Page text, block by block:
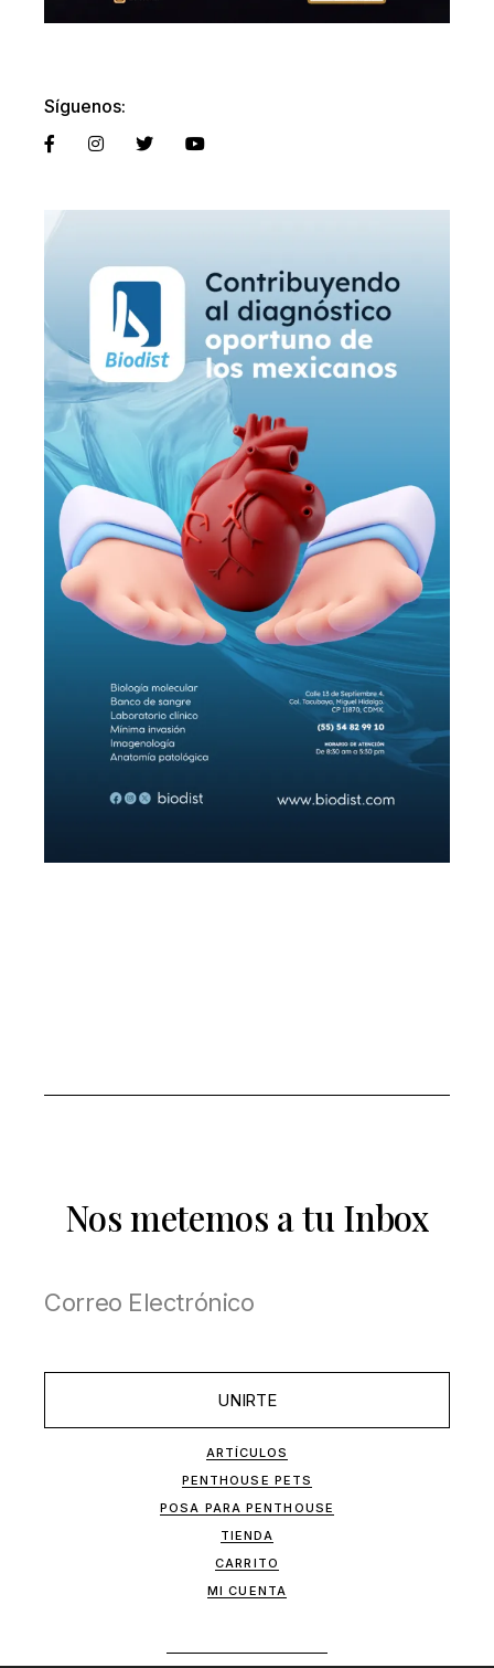
Síguenos:
Nos metemos a tu Inbox
UNIRTE
ARTÍCULOS
PENTHOUSE PETS
POSA PARA PENTHOUSE
TIENDA
CARRITO
MI CUENTA